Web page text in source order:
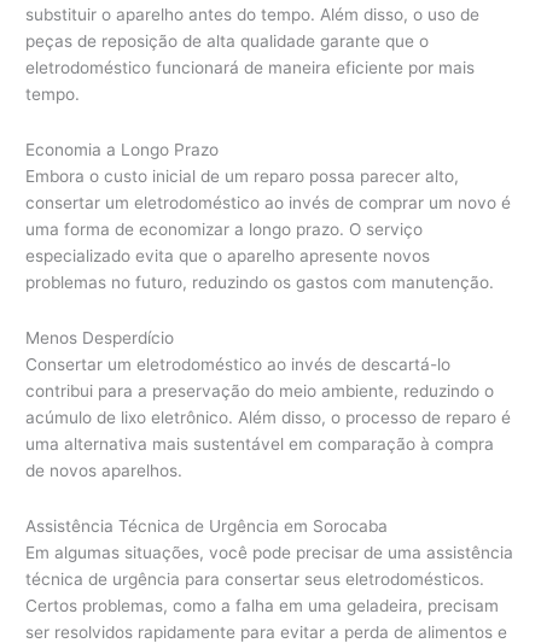
substituir o aparelho antes do tempo. Além disso, o uso de
peças de reposição de alta qualidade garante que o
eletrodoméstico funcionará de maneira eficiente por mais
tempo.
Economia a Longo Prazo
Embora o custo inicial de um reparo possa parecer alto,
consertar um eletrodoméstico ao invés de comprar um novo é
uma forma de economizar a longo prazo. O serviço
especializado evita que o aparelho apresente novos
problemas no futuro, reduzindo os gastos com manutenção.
Menos Desperdício
Consertar um eletrodoméstico ao invés de descartá-lo
contribui para a preservação do meio ambiente, reduzindo o
acúmulo de lixo eletrônico. Além disso, o processo de reparo é
uma alternativa mais sustentável em comparação à compra
de novos aparelhos.
Assistência Técnica de Urgência em Sorocaba
Em algumas situações, você pode precisar de uma assistência
técnica de urgência para consertar seus eletrodomésticos.
Certos problemas, como a falha em uma geladeira, precisam
ser resolvidos rapidamente para evitar a perda de alimentos e